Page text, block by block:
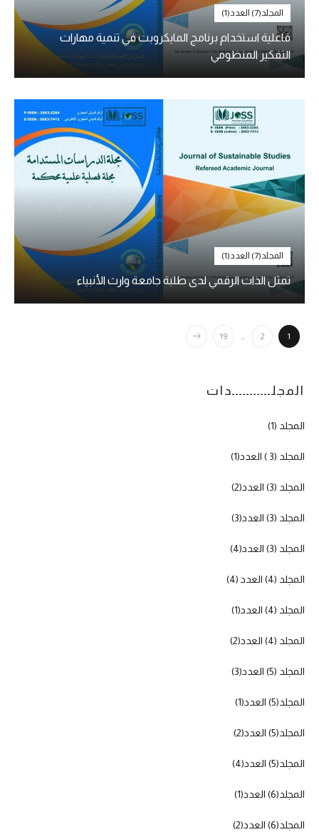
المجلـــــــــــدات
المجلد (1)
المجلد (3 ) العدد(1)
المجلد (3) العدد(2)
المجلد (3) العدد(3)
المجلد (3) العدد(4)
المجلد (4) العدد (4)
المجلد (4) العدد(1)
المجلد (4) العدد(2)
المجلد (5) العدد(3)
المجلد(5) العدد(1)
المجلد(5) العدد(2)
المجلد(5) العدد(4)
المجلد(6) العدد(1)
المجلد(6) العدد(2)
المجلد(7) العدد(1)
فاعلية استخدام برنامج المايكروبت في تنمية مهارات
التفكير المنظومي
المجلد(7) العدد(1)
تمثل الذات الرقمي لدى طلبة جامعة وارث الأنبياء
1
2
…
19